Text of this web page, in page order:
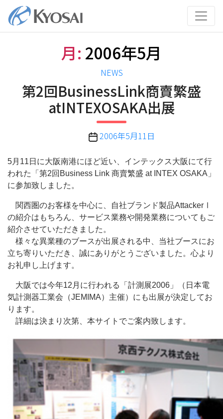
テ
月: 2006年5月
カ
ゴ
リ
ー
NEWS
第2回BusinessLink商賣繁盛
atINTEXOSAKA出展
投
日
2006年5月11日
5月11日に大阪南港にほど近い、インテックス大阪にて行
われた「第2回Business Link 商賣繁盛 at INTEX OSAKA」
に参加致しました。
関西圏のお客様を中心に、自社ブランド製品AttackerⅠ
の紹介はもちろん、サービス業務や開発業務についてもご
紹介させていただきました。
様々な異業種のブースが出展される中、当社ブースにお
立ち寄りいただき、誠にありがとうございました。心より
お礼申し上げます。
大阪では今年12月に行われる「計測展2006」（日本電
気計測器工業会（JEMIMA）主催）にも出展が決定してお
ります。
詳細は決まり次第、本サイトでご案内致します。